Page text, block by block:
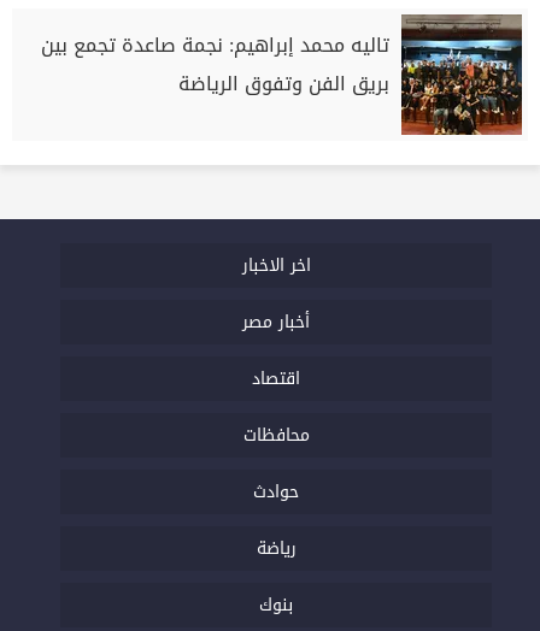
تاليه محمد إبراهيم: نجمة صاعدة تجمع بين
بريق الفن وتفوق الرياضة
اخر الاخبار
أخبار مصر
اقتصاد
محافظات
حوادث
رياضة
بنوك